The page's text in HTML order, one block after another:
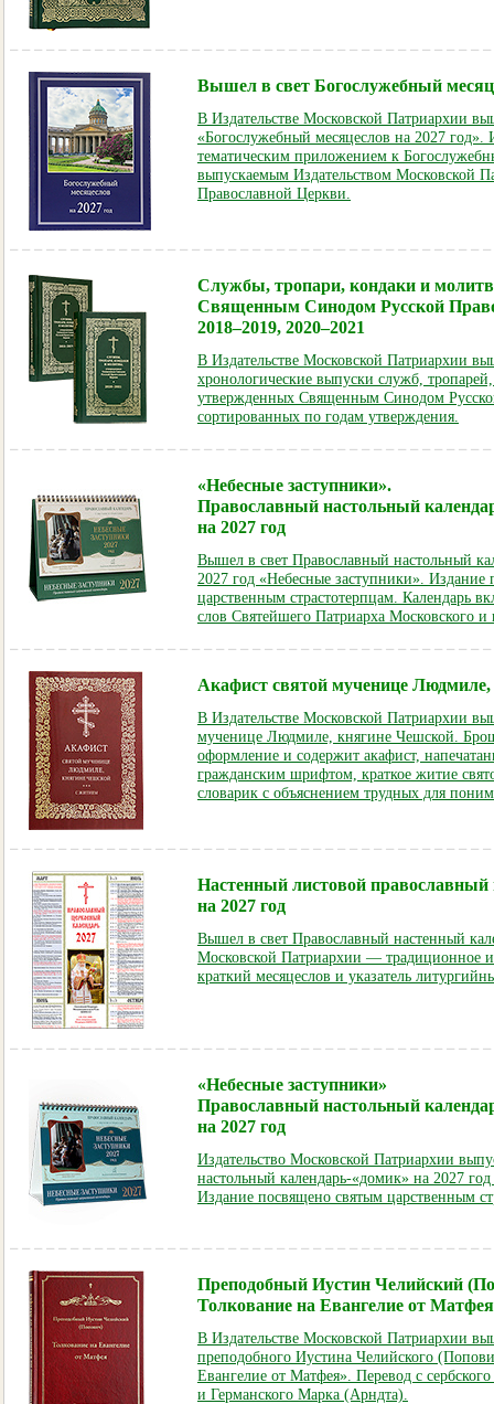
Вышел в свет Богослужебный
В Издательстве Московской Патриархии
«Богослужебный месяцеслов на 2027 год».
тематическим приложением к
выпускаемым Издательством Московской
Православной Церкви.
Службы, тропари, кондаки и
Священным Синодом Русской
2018–2019, 2020–2021
В Издательстве Московской Патриархии
хронологические выпуски служб,
утвержденных Священным Синодом
сортированных по годам утверждения.
«Небесные заступники».
Православный настольный
на 2027 год
Вышел в свет Православный настольный
2027 год «Небесные заступники». Издание
царственным страстотерпцам. Календарь
слов Святейшего Патриарха Московского и
Акафист святой мученице
В Издательстве Московской Патриархии
мученице Людмиле, княгине Чешской.
оформление и содержит акафист,
гражданским шрифтом, краткое житие
словарик с объяснением трудных для
Настенный листовой
на 2027 год
Вышел в свет Православный настенный
Московской Патриархии — традиционное
краткий месяцеслов и указатель
«Небесные заступники»
Православный настольный
на 2027 год
Издательство Московской Патриархии
настольный календарь-«домик» на 2027
Издание посвящено святым царственным
Преподобный Иустин Челийский
Толкование на Евангелие от Матфея
В Издательстве Московской Патриархии
преподобного Иустина Челийского
Евангелие от Матфея». Перевод с
и Германского Марка (Арндта).